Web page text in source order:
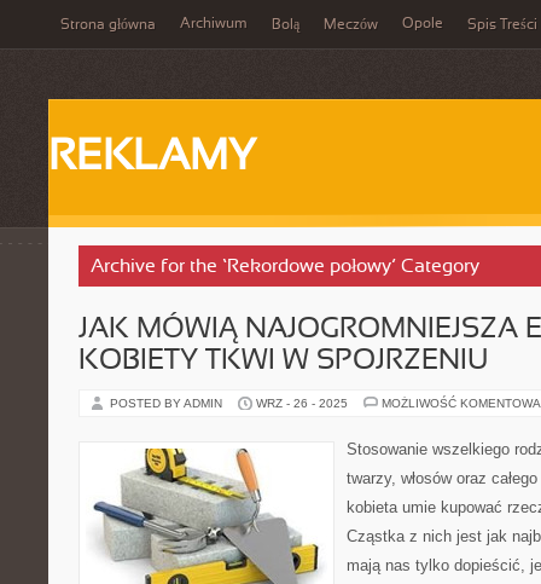
Strona główna Archiwum Bolą Meczów Opole Spis Treści
REKLAMY
Archive for the ‘Rekordowe połowy’ Category
JAK MÓWIĄ NAJOGROMNIEJSZA
KOBIETY TKWI W SPOJRZENIU
POSTED BY ADMIN WRZ - 26 - 2025 MOŻLIWOŚĆ
Stosowanie wszelkiego
twarzy, włosów oraz
kobieta umie kupować
Cząstka z nich jest jak
mają nas tylko dopieścić,